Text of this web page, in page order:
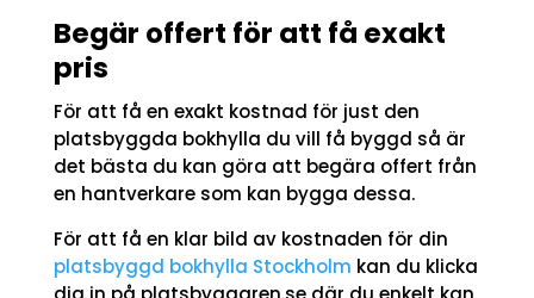
Begär offert för att få exakt
pris
För att få en exakt kostnad för just den
platsbyggda bokhylla du vill få byggd så är
det bästa du kan göra att begära offert från
en hantverkare som kan bygga dessa.
För att få en klar bild av kostnaden för din
platsbyggd bokhylla Stockholm kan du klicka